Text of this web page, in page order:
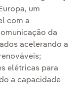
um
com a
da
acelerando a
elétricas para
a capacidade